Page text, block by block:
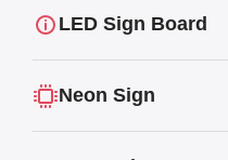
LED Sign Board
Neon Sign